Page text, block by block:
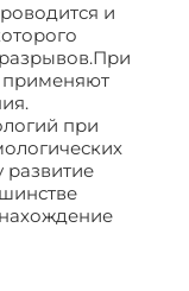
и
применяют
при